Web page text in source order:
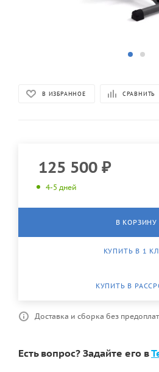
В ИЗБРАННОЕ СРАВНИТЬ
125 500 ₽
4-5 дней
В КОРЗИНУ
КУПИТЬ В 1
КУПИТЬ В
Доставка и сборка без
Есть вопрос? Задайте его в